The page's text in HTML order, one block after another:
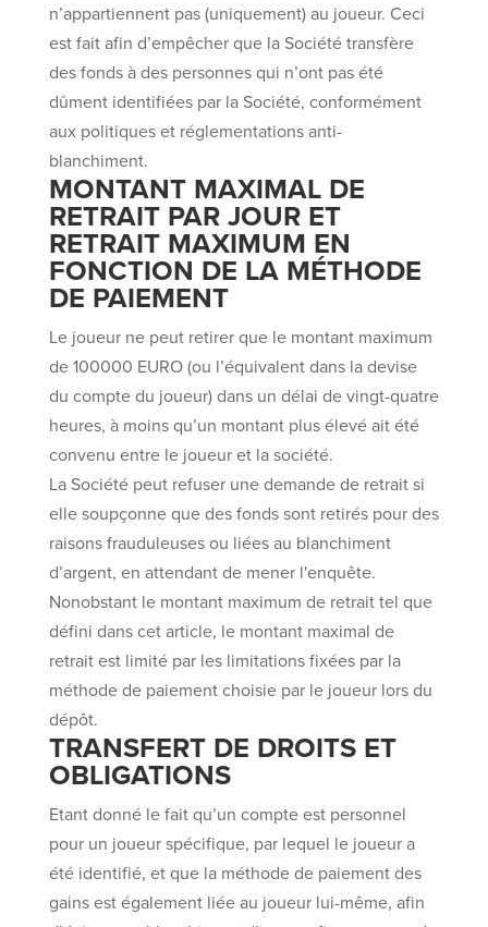
n’appartiennent pas (uniquement) au joueur. Ceci
est fait afin d’empêcher que la Société transfère
des fonds à des personnes qui n’ont pas été
dûment identifiées par la Société, conformément
aux politiques et réglementations anti-
blanchiment.
MONTANT MAXIMAL DE
RETRAIT PAR JOUR ET
RETRAIT MAXIMUM EN
FONCTION DE LA MÉTHODE
DE PAIEMENT
Le joueur ne peut retirer que le montant maximum
de 100000 EURO (ou l’équivalent dans la devise
du compte du joueur) dans un délai de vingt-quatre
heures, à moins qu’un montant plus élevé ait été
convenu entre le joueur et la société.
La Société peut refuser une demande de retrait si
elle soupçonne que des fonds sont retirés pour des
raisons frauduleuses ou liées au blanchiment
d’argent, en attendant de mener l'enquête.
Nonobstant le montant maximum de retrait tel que
défini dans cet article, le montant maximal de
retrait est limité par les limitations fixées par la
méthode de paiement choisie par le joueur lors du
dépôt.
TRANSFERT DE DROITS ET
OBLIGATIONS
Etant donné le fait qu’un compte est personnel
pour un joueur spécifique, par lequel le joueur a
été identifié, et que la méthode de paiement des
gains est également liée au joueur lui-même, afin